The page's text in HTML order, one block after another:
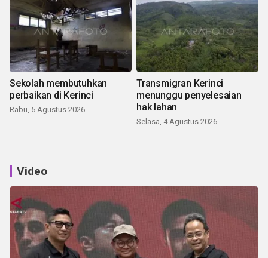
Sekolah membutuhkan
perbaikan di Kerinci
Rabu, 5 Agustus 2026
Transmigran Kerinci
menunggu penyelesaian
hak lahan
Selasa, 4 Agustus 2026
Video